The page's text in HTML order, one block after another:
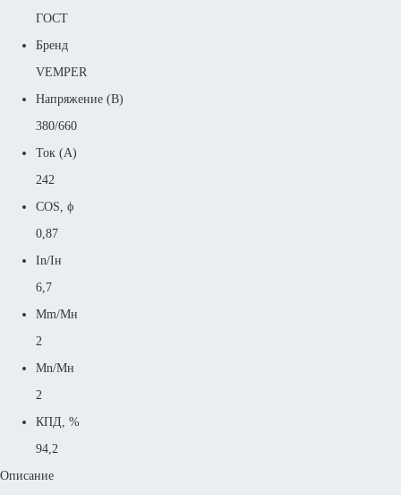
ГОСТ
Бренд
VEMPER
Напряжение (В)
380/660
Ток (А)
242
COS, ϕ
0,87
In/Iн
6,7
Mm/Mн
2
Mn/Mн
2
КПД, %
94,2
Описание